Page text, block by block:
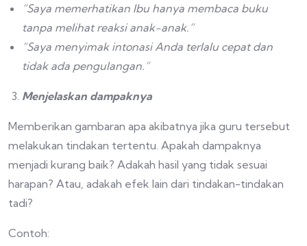
“Saya memerhatikan Ibu hanya membaca buku
tanpa melihat reaksi anak-anak.”
“Saya menyimak intonasi Anda terlalu cepat dan
tidak ada pengulangan.”
Menjelaskan dampaknya
Memberikan gambaran apa akibatnya jika guru tersebut
melakukan tindakan tertentu. Apakah dampaknya
menjadi kurang baik? Adakah hasil yang tidak sesuai
harapan? Atau, adakah efek lain dari tindakan-tindakan
tadi?
Contoh: